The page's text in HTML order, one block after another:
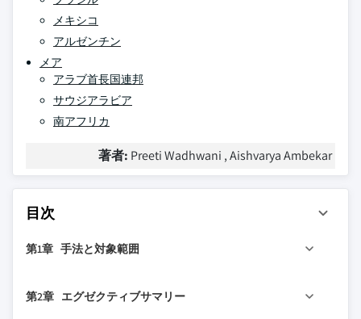
メキシコ
アルゼンチン
メア
アラブ首長国連邦
サウジアラビア
南アフリカ
著者: Preeti Wadhwani , Aishvarya Ambekar
目次
第1章 手法と対象範囲
1.1.1 調査アプローチ
第2章 エグゼクティブサマリー